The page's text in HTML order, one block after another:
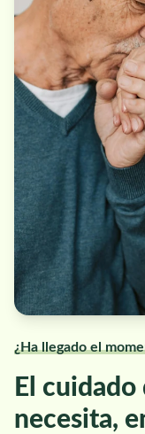
¿Ha llegado el
El
necesita,